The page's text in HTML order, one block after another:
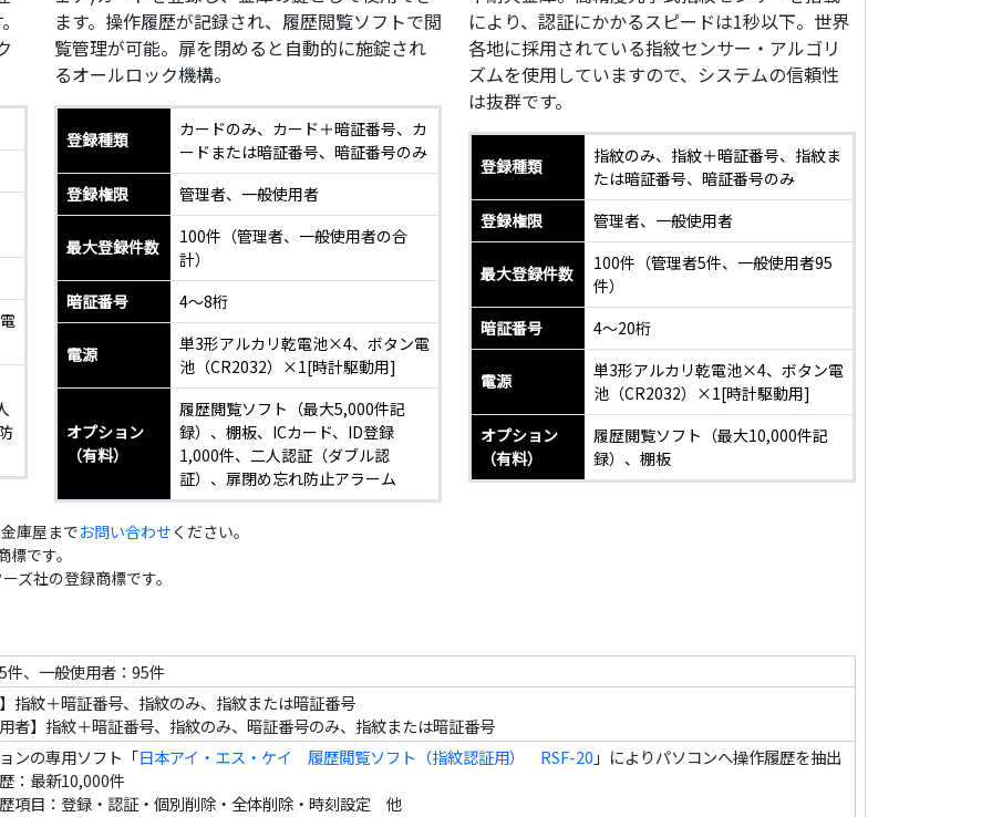
ます。操作履歴が記録され、履歴閲覧ソフトで閲
覧管理が可能。扉を閉めると自動的に施錠され
るオールロック機構。
登録種類
カードのみ、カード＋暗証番号、カ
ードまたは暗証番号、暗証番号のみ
登録権限
管理者、一般使用者
最大登録件数
100件（管理者、一般使用者の合
計）
暗証番号
4～8桁
電源
単3形アルカリ乾電池×4、ボタン電
池（CR2032）×1[時計駆動用]
オプション
（有料）
履歴閲覧ソフト（最大5,000件記
録）、棚板、ICカード、ID登録
1,000件、二人認証（ダブル認
証）、扉閉め忘れ防止アラーム
により、認証にかかるスピードは1秒以下。世界
各地に採用されている指紋センサー・アルゴリ
ズムを使用していますので、システムの信頼性
は抜群です。
登録種類
指紋のみ、指紋＋暗証番号、指紋ま
たは暗証番号、暗証番号のみ
登録権限
管理者、一般使用者
最大登録件数
100件（管理者5件、一般使用者95
件）
暗証番号
4～20桁
電源
単3形アルカリ乾電池×4、ボタン電
池（CR2032）×1[時計駆動用]
オプション
（有料）
履歴閲覧ソフト（最大10,000件記
録）、棚板
庫屋までお問い合わせ ください。
です。
ズ社の登録商標です。
件、一般使用者：95件
指紋＋暗証番号、指紋のみ、指紋または暗証番号
者】指紋＋暗証番号、指紋のみ、暗証番号のみ、指紋または暗証番号
ンの専用ソフト「日本アイ・エス・ケイ 履歴閲覧ソフト（指紋認証用） RSF-20 」によりパソコンへ操作履歴を抽出
：最新10,000件
項目：登録・認証・個別削除・全体削除・時刻設定 他